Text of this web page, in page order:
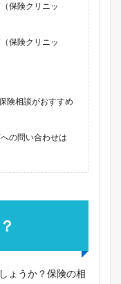
保険クリニッ
保険クリニッ
険相談がおすすめ
の問い合わせは
ょうか？保険の相